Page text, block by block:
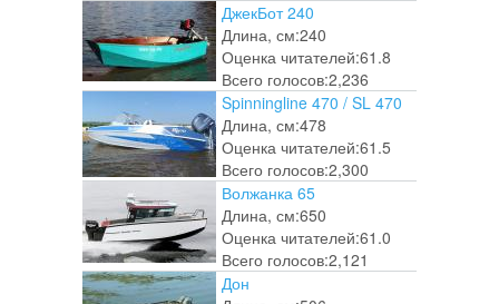
ДжекБот 240
Длина, см:240
Оценка читателей:61.8
Всего голосов:2,236
Spinningline 470 / SL 470
Длина, см:478
Оценка читателей:61.5
Всего голосов:2,300
Волжанка 65
Длина, см:650
Оценка читателей:61.0
Всего голосов:2,121
Дон